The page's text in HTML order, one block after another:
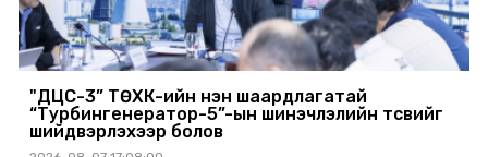
"ДЦС-3” ТӨХК-ийн нэн шаардлагатай
“Турбингенератор-5”-ын шинэчлэлийн төсвийг
шийдвэрлэхээр болов